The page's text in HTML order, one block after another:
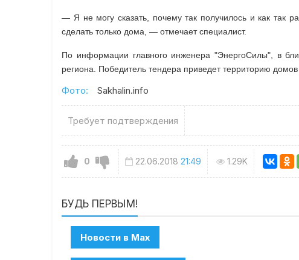
— Я не могу сказать, почему так получилось и как так
сделать только дома, — отмечает специалист.
По информации главного инженера "ЭнергоСилы", в
региона. Победитель тендера приведет территорию домов
Фото: Sakhalin.info
Требует подтверждения
0 22.06.2018 21:49 1.29K
БУДЬ ПЕРВЫМ!